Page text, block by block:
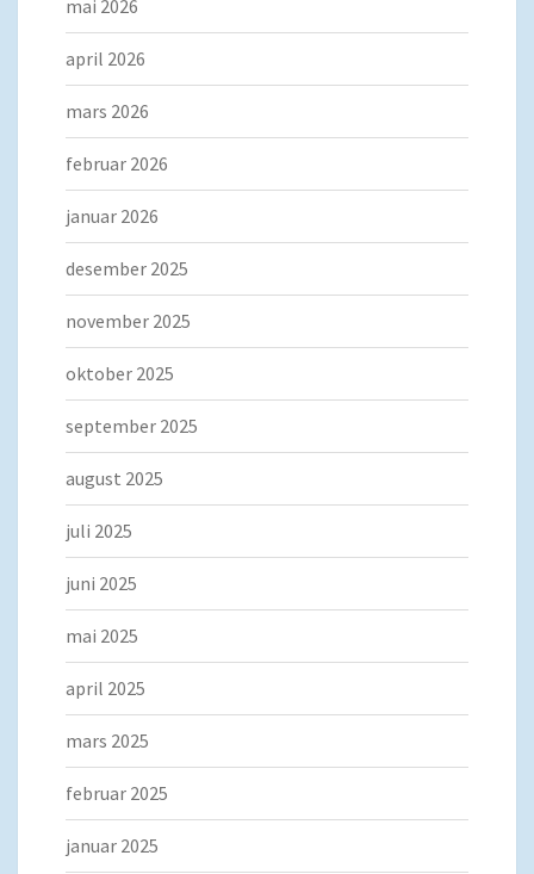
mai 2026
april 2026
mars 2026
februar 2026
januar 2026
desember 2025
november 2025
oktober 2025
september 2025
august 2025
juli 2025
juni 2025
mai 2025
april 2025
mars 2025
februar 2025
januar 2025